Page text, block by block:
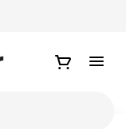
Ostukorv